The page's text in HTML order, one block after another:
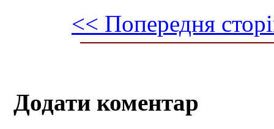
<< Попередня
Додати коментар